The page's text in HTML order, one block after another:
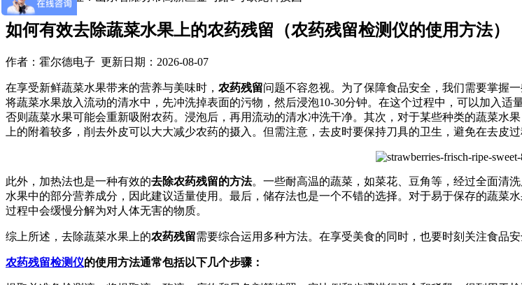
如何有效去除蔬菜水果上的农药残留（农药残留检测仪的使用方法）
作者：霍尔德电子 更新日期：2026-08-07
在享受新鲜蔬菜水果带来的营养与美味时， 农药残留问题不容忽视。为了保障食品安全，我们需要掌握
将蔬菜水果放入流动的清水中，先冲洗掉表面的污物，然后浸泡10-30分钟。在这个过程中，可以加入
否则蔬菜水果可能会重新吸附农药。浸泡后，再用流动的清水冲洗干净。其次，对于某些种类的蔬菜水
上的附着较多，削去外皮可以大大减少农药的摄入。但需注意，去皮时要保持刀具的卫生，避免在去皮过
此外，加热法也是一种有效的去除农药残留的方法。一些耐高温的蔬菜，如菜花、豆角等，经过全面清
水果中的部分营养成分，因此建议适量使用。最后，储存法也是一个不错的选择。对于易于保存的蔬
过程中会缓慢分解为对人体无害的物质。
综上所述，去除蔬菜水果上的农药残留需要综合运用多种方法。在享受美食的同时，也要时刻关注食品
农药残留检测仪的使用方法通常包括以下几个步骤：